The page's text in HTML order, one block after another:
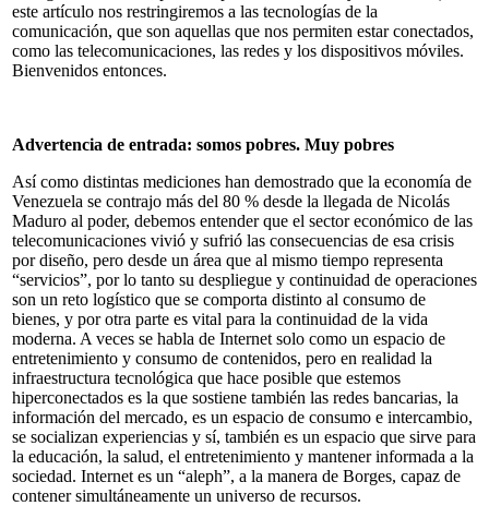
este artículo nos restringiremos a las tecnologías de la
comunicación, que son aquellas que nos permiten estar conectados,
como las telecomunicaciones, las redes y los dispositivos móviles.
Bienvenidos entonces.
Advertencia de entrada: somos pobres. Muy pobres
Así como distintas mediciones han demostrado que la economía de
Venezuela se contrajo más del 80 % desde la llegada de Nicolás
Maduro al poder, debemos entender que el sector económico de las
telecomunicaciones vivió y sufrió las consecuencias de esa crisis
por diseño, pero desde un área que al mismo tiempo representa
“servicios”, por lo tanto su despliegue y continuidad de operaciones
son un reto logístico que se comporta distinto al consumo de
bienes, y por otra parte es vital para la continuidad de la vida
moderna. A veces se habla de Internet solo como un espacio de
entretenimiento y consumo de contenidos, pero en realidad la
infraestructura tecnológica que hace posible que estemos
hiperconectados es la que sostiene también las redes bancarias, la
información del mercado, es un espacio de consumo e intercambio,
se socializan experiencias y sí, también es un espacio que sirve para
la educación, la salud, el entretenimiento y mantener informada a la
sociedad. Internet es un “aleph”, a la manera de Borges, capaz de
contener simultáneamente un universo de recursos.